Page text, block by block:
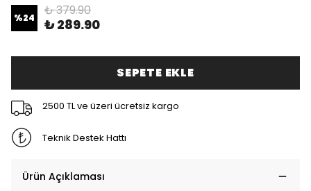
%24 ₺ 379.90
₺ 289.90
SEPETE EKLE
2500 TL ve üzeri ücretsiz kargo
Teknik Destek Hattı
Ürün Açıklaması